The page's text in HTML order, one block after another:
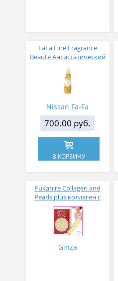
FaFa Fine Fragrance
Beaute Антистатический
с ароматом цветов,
мускуса и сандалового
дерева 600 мл
Nissan Fa-Fa
700.00 руб.
В КОРЗИНУ
Fukahire Collagen and
Pearls plus коллаген с
жемчужным порошком
№ 30
Ginza